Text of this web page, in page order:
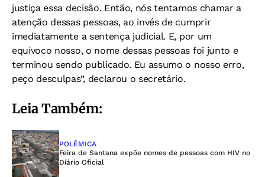
justiça essa decisão. Então, nós tentamos chamar a
atenção dessas pessoas, ao invés de cumprir
imediatamente a sentença judicial. E, por um
equívoco nosso, o nome dessas pessoas foi junto e
terminou sendo publicado. Eu assumo o nosso erro,
peço desculpas”, declarou o secretário.
Leia Também:
POLÊMICA
Feira de Santana expõe nomes de pessoas com HIV no
Diário Oficial